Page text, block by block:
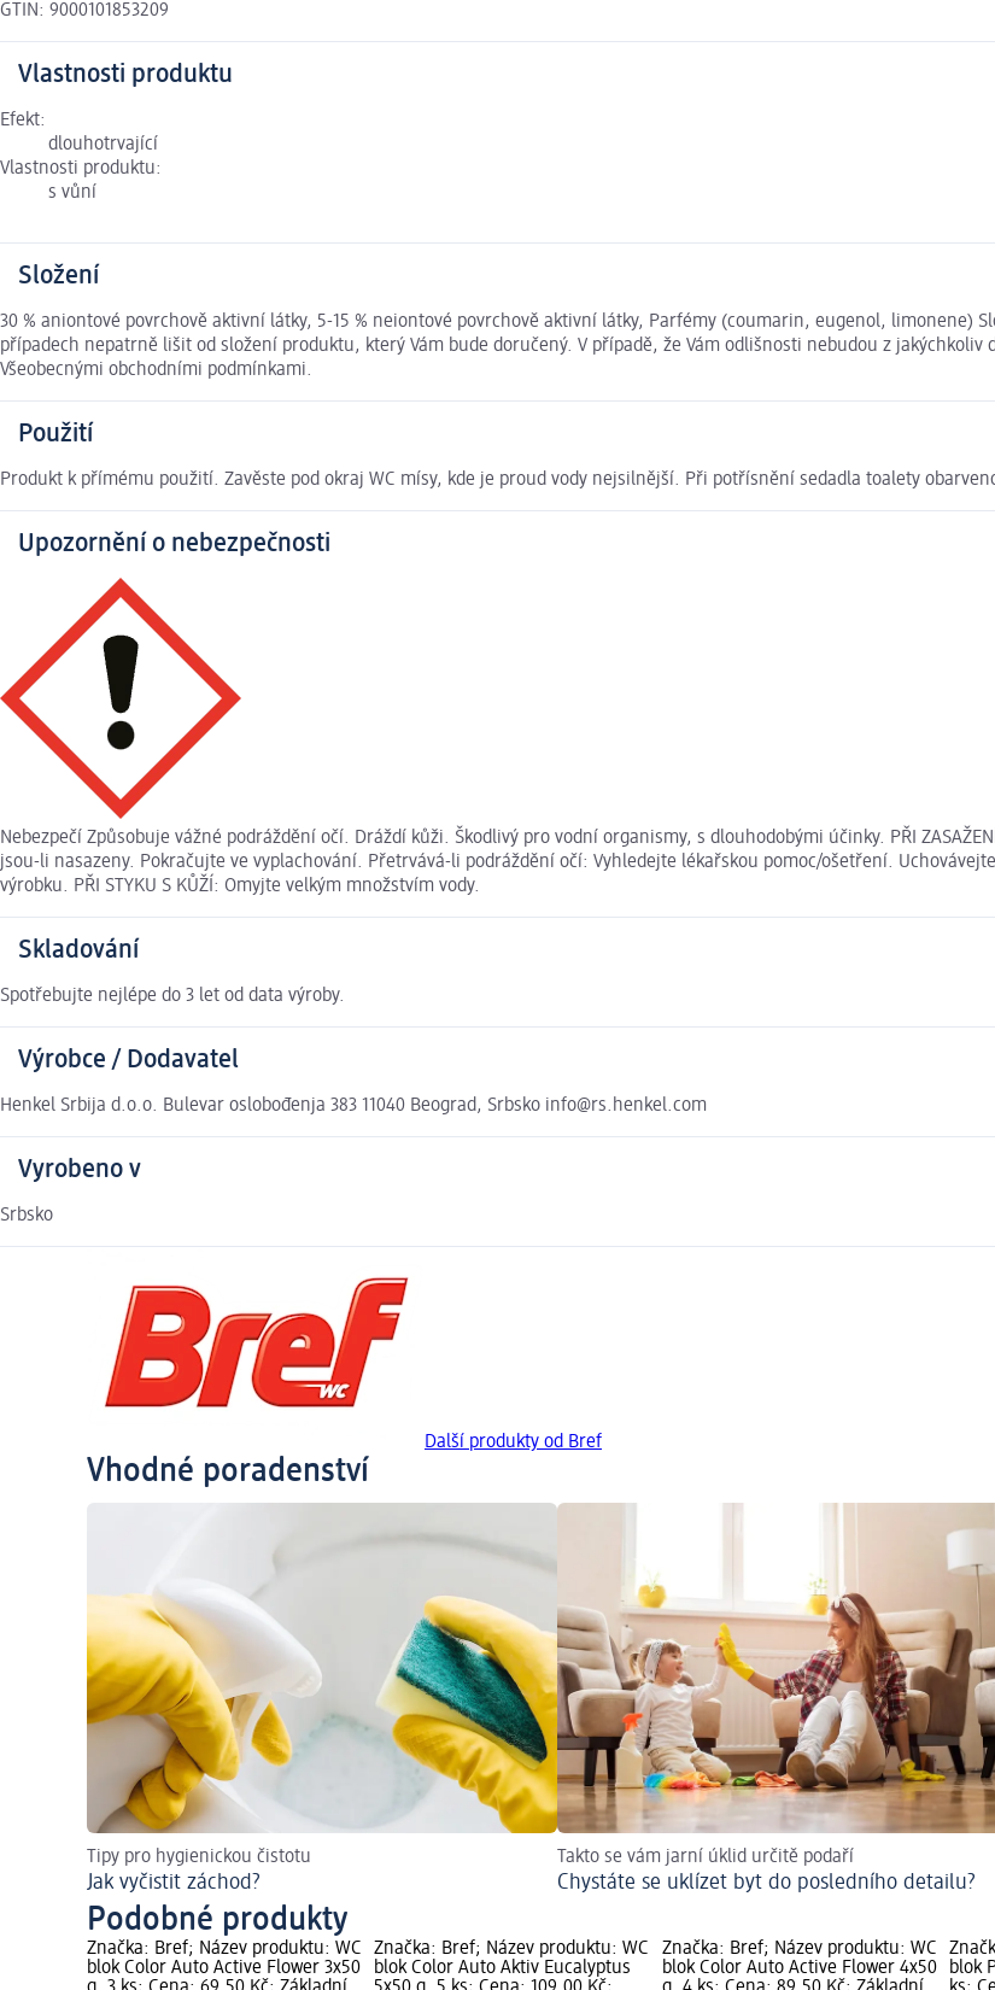
GTIN: 9000101853209
Vlastnosti produktu
Efekt:
dlouhotrvající
Vlastnosti produktu:
s vůní
Složení
30 % aniontové povrchově aktivní látky, 5-15 % neiontové povrchově aktivní látky, Parfémy (coumarin, eugenol, limonene)
případech nepatrně lišit od složení produktu, který Vám bude doručený. V případě, že Vám odlišnosti nebudou z
Všeobecnými obchodními podmínkami.
Použití
Produkt k přímému použití. Zavěste pod okraj WC mísy, kde je proud vody nejsilnější. Při potřísnění sedadla toalety
Upozornění o nebezpečnosti
Nebezpečí Způsobuje vážné podráždění očí. Dráždí kůži. Škodlivý pro vodní organismy, s dlouhodobými účinky. PŘI
jsou-li nasazeny. Pokračujte ve vyplachování. Přetrvává-li podráždění očí: Vyhledejte lékařskou pomoc/ošetření.
výrobku. PŘI STYKU S KŮŽÍ: Omyjte velkým množstvím vody.
Skladování
Spotřebujte nejlépe do 3 let od data výroby.
Výrobce / Dodavatel
Henkel Srbija d.o.o. Bulevar oslobođenja 383 11040 Beograd, Srbsko info@rs.henkel.com
Vyrobeno v
Srbsko
Další produkty od Bref
Vhodné poradenství
Tipy pro hygienickou čistotu
Jak vyčistit záchod?
Takto se vám jarní úklid určitě podaří
Chystáte se uklízet byt do posledního detailu?
Podobné produkty
Značka: Bref; Název produktu: WC
blok Color Auto Active Flower 3x50
Značka: Bref; Název produktu: WC
blok Color Auto Aktiv Eucalyptus
Značka: Bref; Název produktu: WC
blok Color Auto Active Flower 4x50
blok